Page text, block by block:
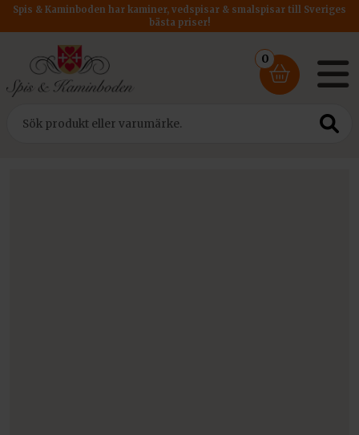
Spis & Kaminboden har kaminer, vedspisar & smalspisar till Sveriges
bästa priser!
0